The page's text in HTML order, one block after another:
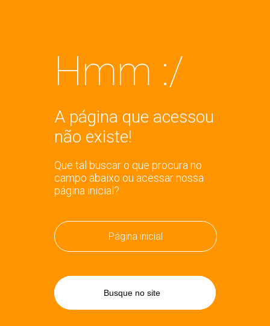
Hmm :/
A página que acessou
não existe!
Que tal buscar o que procura no
campo abaixo ou acessar nossa
página inicial?
Página inicial